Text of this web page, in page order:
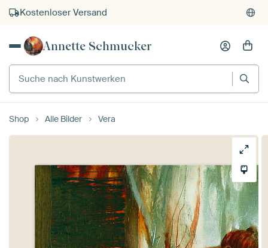
Kauf auf Rechnung
Individueller Druck auf Bestellung
Annette Schmucker
Suche nach Kunstwerken
Shop Alle Bilder Vera